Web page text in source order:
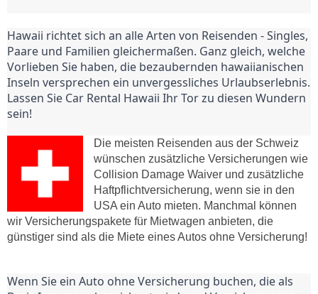
Hawaii richtet sich an alle Arten von Reisenden - Singles,
Paare und Familien gleichermaßen. Ganz gleich, welche
Vorlieben Sie haben, die bezaubernden hawaiianischen
Inseln versprechen ein unvergessliches Urlaubserlebnis.
Lassen Sie Car Rental Hawaii Ihr Tor zu diesen Wundern
sein!
Die meisten Reisenden aus der Schweiz
wünschen zusätzliche Versicherungen wie
Collision Damage Waiver und zusätzliche
Haftpflichtversicherung, wenn sie in den
USA ein Auto mieten. Manchmal können
wir Versicherungspakete für Mietwagen anbieten, die
günstiger sind als die Miete eines Autos ohne Versicherung!
Wenn Sie ein Auto ohne Versicherung buchen, die als